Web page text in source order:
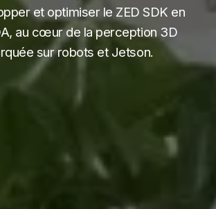
et optimiser le ZED SDK en
au cœur de la perception 3D
sur robots et Jetson.